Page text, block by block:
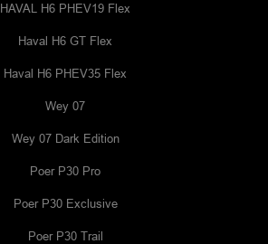
HAVAL H6 PHEV19 Flex
Haval H6 GT Flex
Haval H6 PHEV35 Flex
Wey 07
Wey 07 Dark Edition
Poer P30 Pro
Poer P30 Exclusive
Poer P30 Trail